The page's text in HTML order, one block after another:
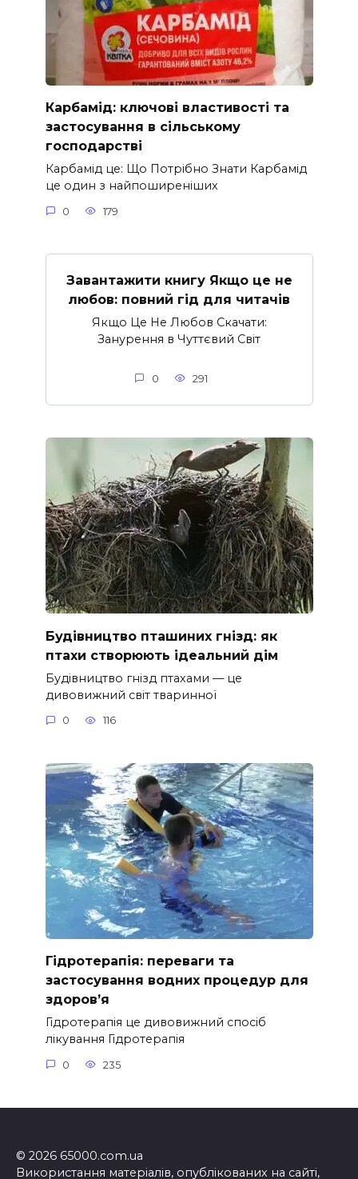
Карбамід: ключові властивості та
застосування в сільському
господарстві
Карбамід це: Що Потрібно Знати Карбамід
це один з найпоширеніших
0 179
Завантажити книгу Якщо це не
любов: повний гід для читачів
Якщо Це Не Любов Скачати:
Занурення в Чуттєвий Світ
0 291
Будівництво пташиних гнізд: як
птахи створюють ідеальний дім
Будівництво гнізд птахами — це
дивовижний світ тваринної
0 116
Гідротерапія: переваги та
застосування водних процедур для
здоров’я
Гідротерапія це дивовижний спосіб
лікування Гідротерапія
0 235
© 2026 65000.com.ua
Використання матеріалів, опублікованих на сайті,